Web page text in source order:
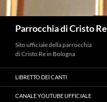
Parrocchia di Cristo Re
Sito ufficiale della parrocchia
di Cristo Re in Bologna
LIBRETTO DEI CANTI
CANALE YOUTUBE UFFICIALE